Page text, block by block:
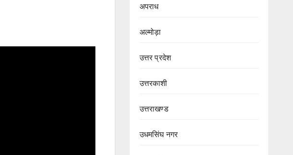
अपराध
अल्मोड़ा
उत्तर प्रदेश
उत्तरकाशी
उत्तराखण्ड
उधमसिंघ नगर